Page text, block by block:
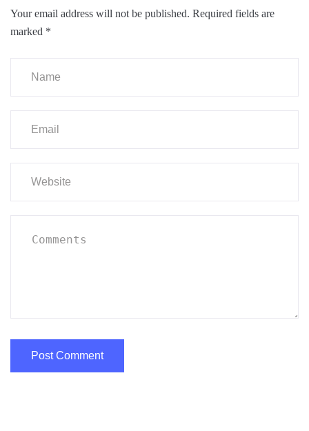
Your email address will not be published. Required fields are
marked *